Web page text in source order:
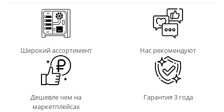
Широкий ассортимент Нас рекомендуют
Дешевле чем на
маркетплейсах
Гарантия 3 года